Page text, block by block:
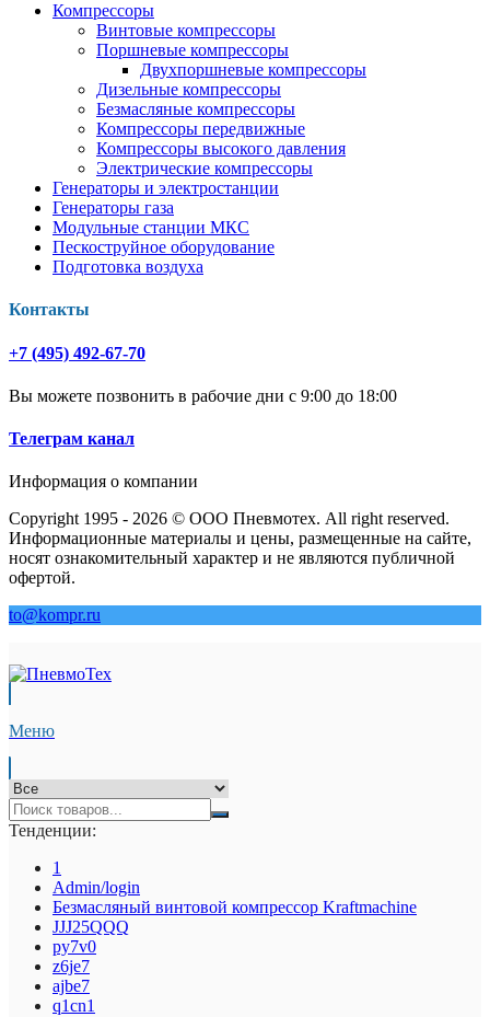
Компрессоры
Винтовые компрессоры
Поршневые компрессоры
Двухпоршневые компрессоры
Дизельные компрессоры
Безмасляные компрессоры
Компрессоры передвижные
Компрессоры высокого давления
Электрические компрессоры
Генераторы и электростанции
Генераторы газа
Модульные станции МКС
Пескоструйное оборудование
Подготовка воздуха
Контакты
+7 (495) 492-67-70
Вы можете позвонить в рабочие дни с 9:00 до 18:00
Телеграм канал
Информация о компании
Copyright 1995 - 2026 © ООО Пневмотех. All right reserved.
Информационные материалы и цены, размещенные на сайте,
носят ознакомительный характер и не являются публичной
офертой.
to@kompr.ru
Меню
Тенденции:
1
Admin/login
Безмасляный винтовой компрессор Kraftmaсhine
JJJ25QQQ
py7v0
z6je7
ajbe7
q1cn1